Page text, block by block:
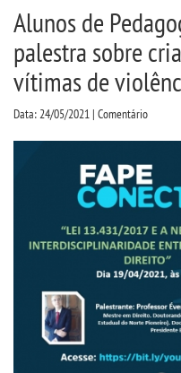
BIBLIOTECA
CPA
CPSA
CURSOS
LICENCIATURAS
TECNOLÓGICOS
Alunos de
palestra sobre
vítimas de
Data: 24/05/2021 | Comentário